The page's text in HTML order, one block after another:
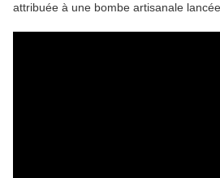
attribuée à une bombe artisanale